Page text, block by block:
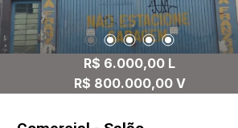
R$ 6.000,00 L
R$ 800.000,00 V